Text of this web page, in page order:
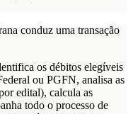
conduz uma transação
os débitos elegíveis
ou PGFN, analisa as
edital), calcula as
todo o processo de